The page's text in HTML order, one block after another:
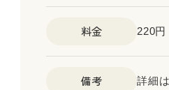
料金 220円
備考 詳細は